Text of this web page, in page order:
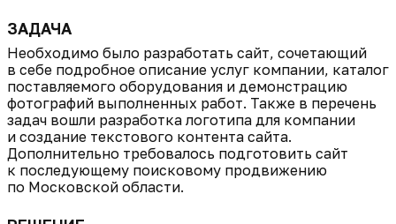
ЗАДАЧА
Необходимо было разработать сайт, сочетающий
в себе подробное описание услуг компании, каталог
поставляемого оборудования и демонстрацию
фотографий выполненных работ. Также в перечень
задач вошли разработка логотипа для компании
и создание текстового контента сайта.
Дополнительно требовалось подготовить сайт
к последующему поисковому продвижению
по Московской области.